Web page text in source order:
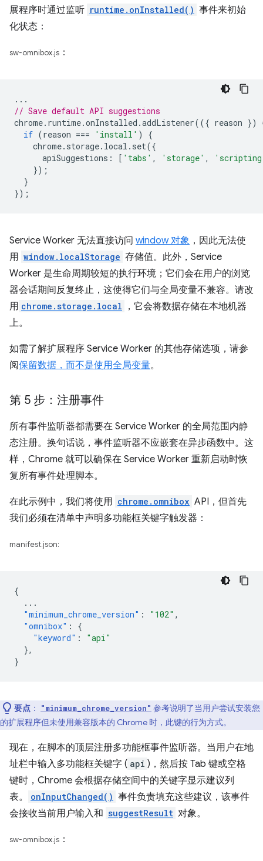
展程序时通过监听 runtime.onInstalled() 事件来初始
化状态：
sw-omnibox.js ：
...
// Save default API suggestions
chrome. runtime.onInstalled .addListener(({ reason })
if (reason === 'install' )
{
chrome. storage. local . set({
apiSuggestions : [ 'tabs' , 'storage' ,
});
}
});
Service Worker 无法直接访问 window 对象 ，因此无法使
用 window.localStorage 存储值。此外，Service
Worker 是生命周期较短的执行环境；它们会在用户的浏览
器会话期间反复终止，这使得它们与全局变量不兼容。请改
用 chrome.storage.local
，它会将数据存储在本地机器
上。
如需了解扩展程序 Service Worker 的其他存储选项，请参
阅保留数据，而不是使用全局变量。
第 5 步：注册事件
所有事件监听器都需要在 Service Worker 的全局范围内静
态注册。换句话说，事件监听器不应嵌套在异步函数中。这
样，Chrome 就可以确保在 Service Worker 重新启动时恢
复所有事件处理脚本。
在此示例中，我们将使用 chrome.omnibox API，但首先
我们必须在清单中声明多功能框关键字触发器：
manifest.json:
{
...
"minimum_chrome_version" : "102" ,
"omnibox" :
{
"keyword" :
"api"
},
}
要点 ： "minimum_chrome_version" 参考说明了当用户尝试安装您
的扩展程序但未使用兼容版本的 Chrome 时，此键的行为方式。
现在，在脚本的顶层注册多功能框事件监听器。当用户在地
址栏中输入多功能框关键字 ( api )，然后按 Tab 键或空格
键时，Chrome 会根据存储空间中的关键字显示建议列
表。
onInputChanged() 事件负责填充这些建议，该事件
会接收当前用户输入和 suggestResult 对象。
sw-omnibox.js ：